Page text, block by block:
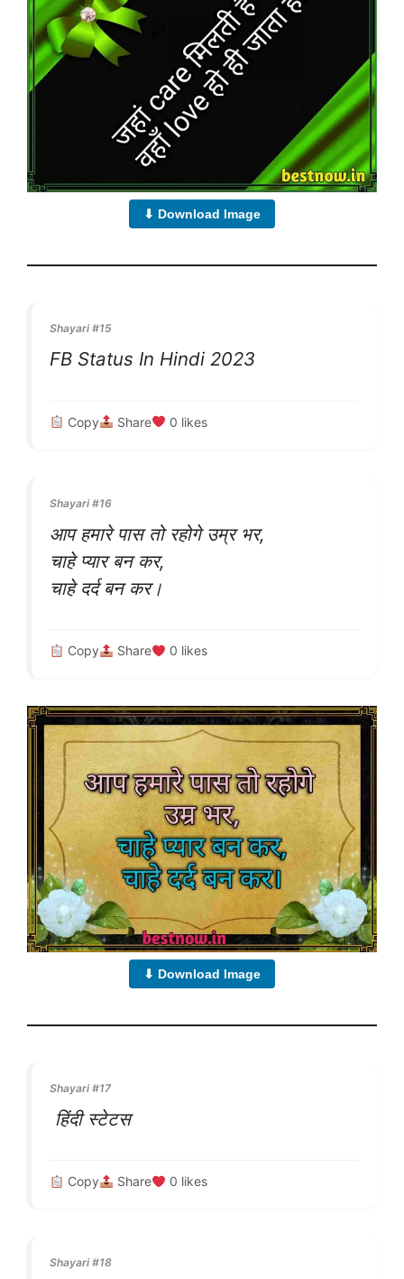
⬇ Download Image
Shayari #15
FB Status In Hindi 2023
Copy Share 0 likes
Shayari #16
आप हमारे पास तो रहोगे उम्र भर,
चाहे प्यार बन कर,
चाहे दर्द बन कर।
Copy Share 0 likes
⬇ Download Image
Shayari #17
हिंदी स्टेटस
Copy Share 0 likes
Shayari #18